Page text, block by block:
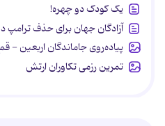
یک کودک دو چهره!
آزادگان جهان برای حذف
پیاده‌روی جاماندگان اربعین - قم
تمرین رزمی تکاوران ارتش